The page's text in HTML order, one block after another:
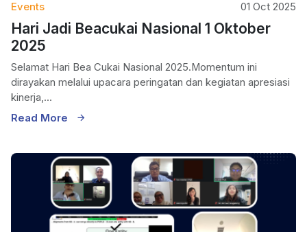
Events 01 Oct 2025
Hari Jadi Beacukai Nasional 1 Oktober
2025
Selamat Hari Bea Cukai Nasional 2025.Momentum ini
dirayakan melalui upacara peringatan dan kegiatan apresiasi
kinerja,...
Read More